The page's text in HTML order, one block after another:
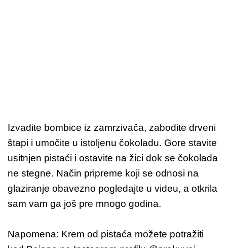
Izvadite bombice iz zamrzivača, zabodite drveni
štapi i umočite u istoljenu čokoladu. Gore stavite
usitnjen pistaći i ostavite na žici dok se čokolada
ne stegne. Način pripreme koji se odnosi na
glaziranje obavezno pogledajte u videu, a otkrila
sam vam ga još pre mnogo godina.
Napomena: Krem od pistaća možete potražiti